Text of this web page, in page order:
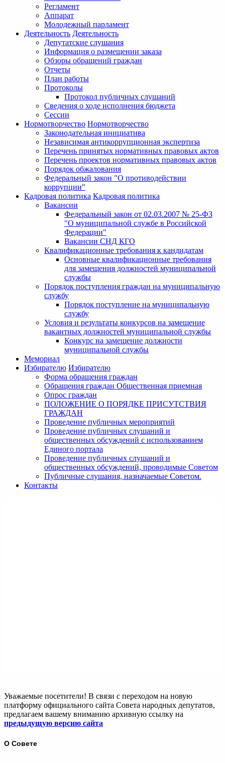
Регламент
Аппарат
Молодежный парламент
Деятельность Деятельность
Депутатские слушания
Информация о размещении заказа
Обзоры обращений граждан
Отчеты
План работы
Протоколы
Протокол публичных слушаний
Сведения о ходе исполнения бюджета
Сессии
Нормотворчество Нормотворчество
Законодательная инициатива
Независимая антикоррупционная экспертиза
Перечень принятых нормативных правовых актов
Перечень проектов нормативных правовых актов
Порядок обжалования
Федеральный закон "О противодействии
коррупции"
Кадровая политика Кадровая политика
Вакансии
Федеральный закон от 02.03.2007 № 25-ФЗ
"О муниципальной службе в Российской
Федерации"
Вакансии СНД КГО
Квалификационные требования к кандидатам
Основные квалификационные требования
для замещения должностей муниципальной
службы
Порядок поступления граждан на муниципальную
службу
Порядок поступление на муниципальную
службу
Условия и результаты конкурсов на замещение
вакантных должностей муниципальной службы
Конкурс на замещение должности
муниципальной службы
Мемориал
Избирателю Избирателю
Форма обращения граждан
Обращения граждан Общественная приемная
Опрос граждан
ПОЛОЖЕНИЕ О ПОРЯДКЕ ПРИСУТСТВИЯ
ГРАЖДАН
Проведение публичных мероприятий
Проведение публичных слушаний и
общественных обсуждений с использованием
Единого портала
Проведение публичных слушаний и
общественных обсуждений, проводимые Советом
Публичные слушания, назначаемые Советом.
Контакты
Уважаемые посетители! В связи с переходом на новую
платформу официального сайта Совета народных депутатов,
предлагаем вашему вниманию архивную ссылку на
предыдущую версию сайта
О Совете